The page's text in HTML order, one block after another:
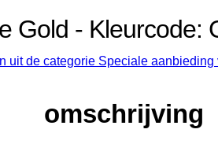
Gold - Kleurcode:
uit de categorie Speciale aanbieding
omschrijving